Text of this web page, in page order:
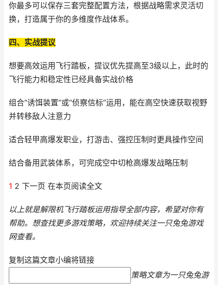
你最多可以保存三套完整配置方法，根据战略需求灵活切
换，打造属于你的多维度作战体系。
四、实战提议
想要高效运用飞行踏板，提议优先提高至3级以上，此时的
飞行能力和稳定性已经具备实战价格
组合“诱饵装置”或“侦察信标”运用，能在高空快速获取视野
并转移敌人注意力
适合轻甲高爆发职业，打游击、强控压制时更具操作空间
结合备用武装体系，可完成空中切枪高爆发战略压制
1 2 下一页 在本页阅读全文
以上就是解限机飞行踏板运用指导全部内容，希望对你有
帮助。 想查找更多游戏策略，欢迎持续关注一只兔兔游戏
网查看。
复制这篇文章小编将链接
策略文章为一只兔兔游